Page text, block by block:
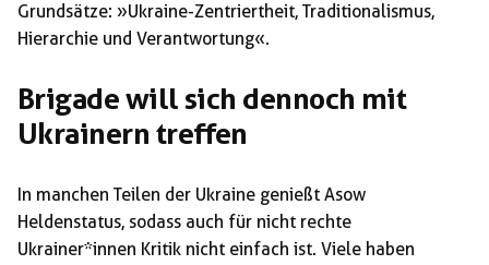
Grundsätze: »Ukraine-Zentriertheit, Traditionalismus,
Hierarchie und Verantwortung«.
Brigade will sich dennoch mit
Ukrainern treffen
In manchen Teilen der Ukraine genießt Asow
Heldenstatus, sodass auch für nicht rechte
Ukrainer*innen Kritik nicht einfach ist. Viele haben